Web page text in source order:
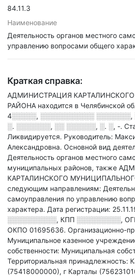
84.11.3
Наименование
Деятельность органов местного
управлению вопросами общего
Краткая справка:
АДМИНИСТРАЦИЯ
РАЙОНА находится в Челябинской
4░░░░░, ░░░░░░░░░░░
░. ░░░░░░░, ░░ ░░░░░░, ░. ░, -.
Ликвидируется. Руководитель:
Александровна. Основной вид
Деятельность органов местного
муниципальных районов, также
КАРТАЛИНСКОГО
следующим направлениям:
самоуправления по управлению
характера. Дата регистрации:
░░░░░░░░░░, КПП ░░░░░░░░░,
ОКПО 01695636. Организационно-
Муниципальное казенное
собственности: Муниципальная
Территориальная принадлежность:
(75418000000), г Карталы